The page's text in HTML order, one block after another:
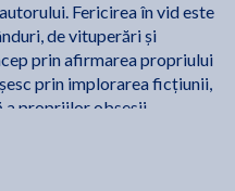
Fericirea în vid este
de vituperări și
prin afirmarea propriului
prin implorarea ficțiunii,
a propriilor obsesii.